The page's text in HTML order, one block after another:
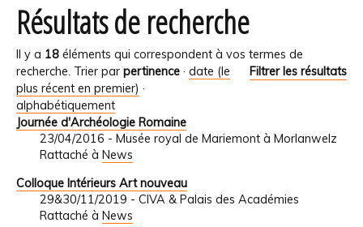
Résultats de recherche
Il y a 18 éléments qui correspondent à vos termes de
recherche.
Filtrer les résultats
Trier par pertinence · date (le
plus récent en premier) ·
alphabétiquement
Journée d'Archéologie Romaine
23/04/2016 - Musée royal de Mariemont à Morlanwelz
Rattaché à News
Colloque Intérieurs Art nouveau
29&30/11/2019 - CIVA & Palais des Académies
Rattaché à News